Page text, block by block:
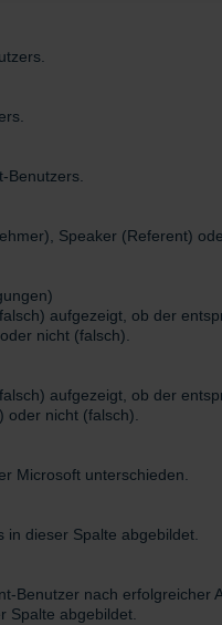
Benutzers.
Speaker (Referent)
aufgezeigt, ob der
nicht (falsch).
aufgezeigt, ob der
oder nicht (falsch).
Microsoft unterschieden.
in dieser Spalte abgebildet.
Benutzer nach erfolgreicher
Spalte abgebildet.